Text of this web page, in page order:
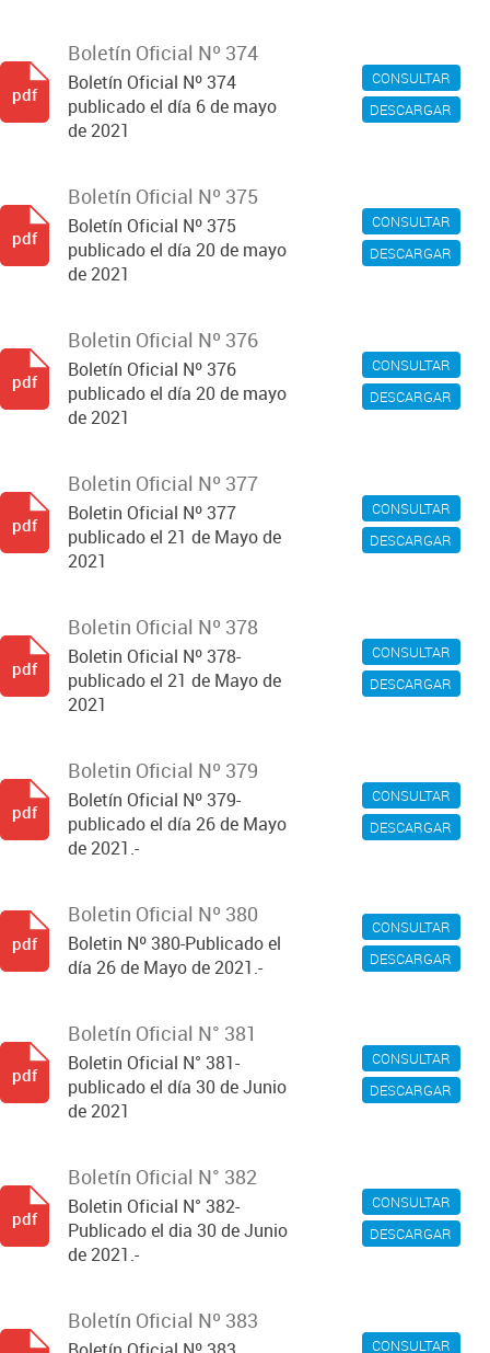
CONSULTAR
DESCARGAR
Boletín Oficial Nº 374
Boletín Oficial Nº 374
publicado el día 6 de mayo
de 2021
pdf
CONSULTAR
DESCARGAR
Boletín Oficial Nº 375
Boletín Oficial Nº 375
publicado el día 20 de mayo
de 2021
pdf
CONSULTAR
DESCARGAR
Boletin Oficial Nº 376
Boletín Oficial Nº 376
publicado el día 20 de mayo
de 2021
pdf
CONSULTAR
DESCARGAR
Boletin Oficial Nº 377
Boletin Oficial Nº 377
publicado el 21 de Mayo de
2021
pdf
CONSULTAR
DESCARGAR
Boletin Oficial Nº 378
Boletin Oficial Nº 378-
publicado el 21 de Mayo de
2021
pdf
CONSULTAR
DESCARGAR
Boletin Oficial Nº 379
Boletín Oficial Nº 379-
publicado el día 26 de Mayo
de 2021.-
pdf
CONSULTAR
DESCARGAR
Boletin Oficial Nº 380
Boletin Nº 380-Publicado el
día 26 de Mayo de 2021.-
pdf
CONSULTAR
DESCARGAR
Boletín Oficial N° 381
Boletin Oficial N° 381-
publicado el día 30 de Junio
de 2021
pdf
CONSULTAR
DESCARGAR
Boletín Oficial N° 382
Boletin Oficial N° 382-
Publicado el dia 30 de Junio
de 2021.-
pdf
CONSULTAR
Boletín Oficial Nº 383